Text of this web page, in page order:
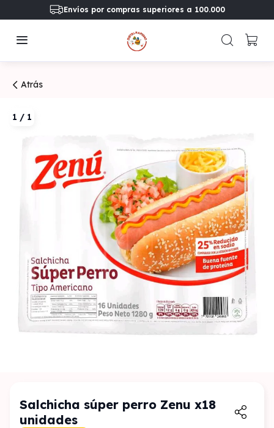
Envíos por compras superiores a 100.000
Atrás
1 / 1
Salchicha súper perro Zenu x18
unidades